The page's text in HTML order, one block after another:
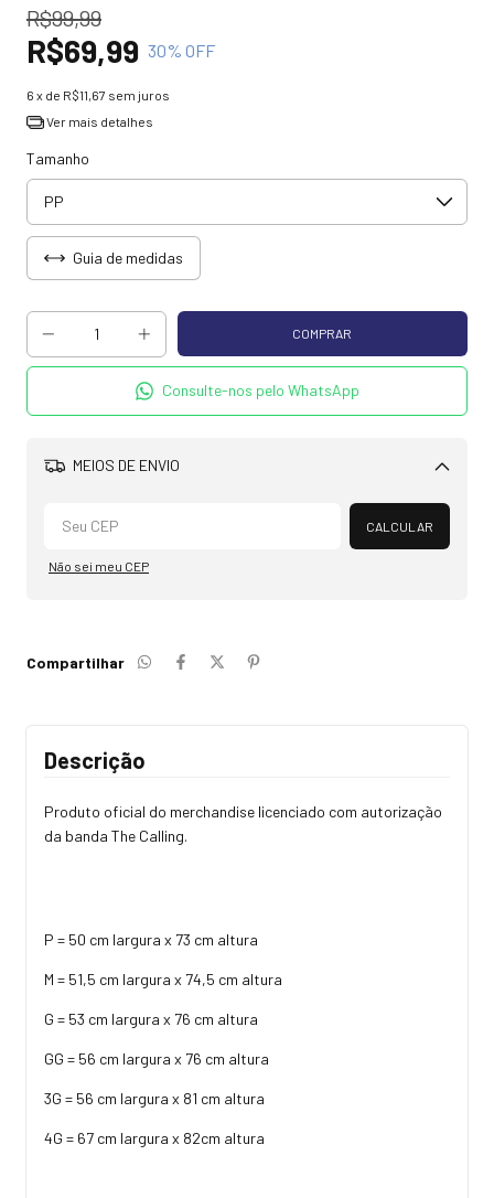
R$99,99
R$69,99 30% OFF
6 x de R$11,67 sem juros
Ver mais detalhes
Tamanho
Guia de medidas
Consulte-nos pelo WhatsApp
MEIOS DE ENVIO
Alterar CEP
CALCULAR
Não sei meu CEP
Compartilhar
Descrição
Produto oficial do merchandise licenciado com autorização
da banda The Calling.
P = 50 cm largura x 73 cm altura
M = 51,5 cm largura x 74,5 cm altura
G = 53 cm largura x 76 cm altura
GG = 56 cm largura x 76 cm altura
3G = 56 cm largura x 81 cm altura
4G = 67 cm largura x 82cm altura